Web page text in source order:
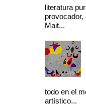
literatura
Mait...
todo en el
artístico...